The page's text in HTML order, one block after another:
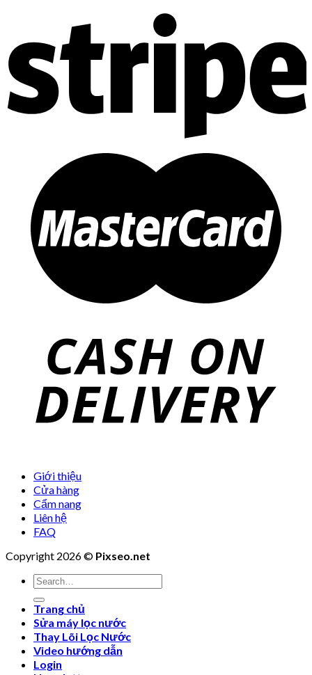
Giới thiệu
Cửa hàng
Cẩm nang
Liên hệ
FAQ
Copyright 2026 © Pixseo.net
Search
for:
Trang chủ
Sửa máy lọc nước
Thay Lõi Lọc Nước
Video hướng dẫn
Login